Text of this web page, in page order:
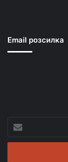
Email розсилка
свій
email